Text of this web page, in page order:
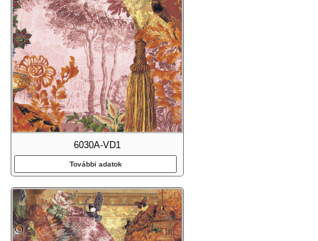
6030A-VD1
További adatok